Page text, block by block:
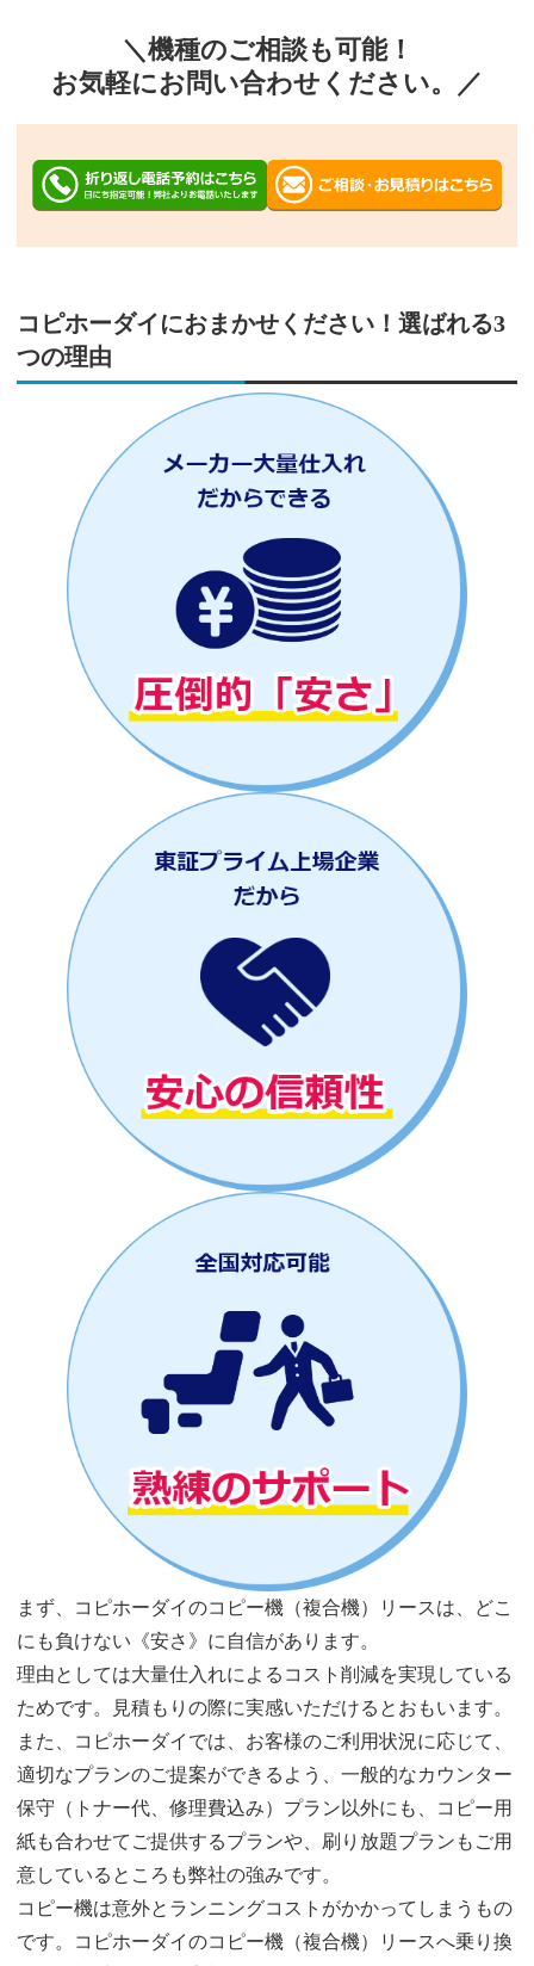
＼ 機種のご相談も可能！
お気軽にお問い合わせください。
／
コピホーダイにおまかせください！選ばれる3
つの理由
まず、コピホーダイのコピー機（複合機）リースは、どこ
にも負けない《安さ》に自信があります。
理由としては大量仕入れによるコスト削減を実現している
ためです。見積もりの際に実感いただけるとおもいます。
また、コピホーダイでは、お客様のご利用状況に応じて、
適切なプランのご提案ができるよう、一般的なカウンター
保守（トナー代、修理費込み）プラン以外にも、コピー用
紙も合わせてご提供するプランや、刷り放題プランもご用
意しているところも弊社の強みです。
コピー機は意外とランニングコストがかかってしまうもの
です。コピホーダイのコピー機（複合機）リースへ乗り換